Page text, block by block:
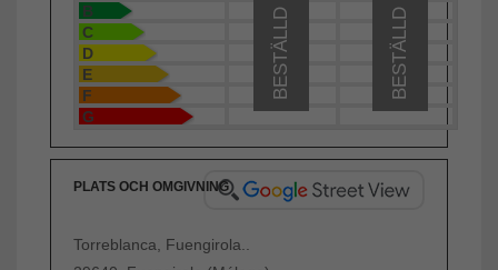
B
C
D
E
F
G
BESTÄLLD
BESTÄLLD
PLATS OCH OMGIVNING
Torreblanca, Fuengirola..